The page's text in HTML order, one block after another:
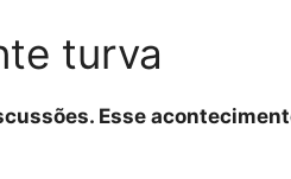
turva
Esse